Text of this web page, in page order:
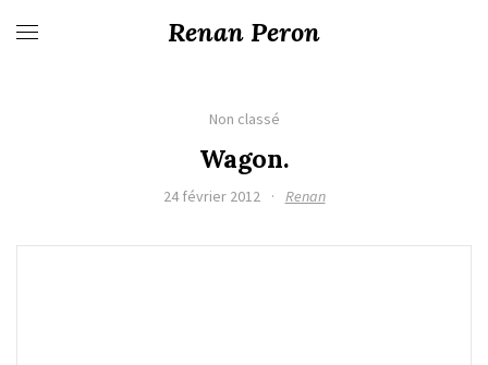
Renan Peron
Non classé
Wagon.
24 février 2012 · Renan